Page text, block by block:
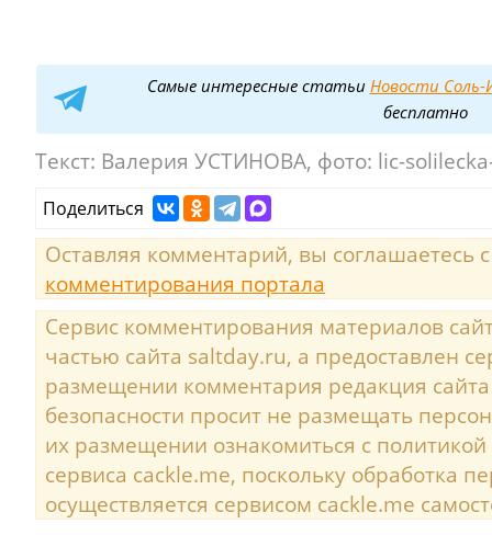
Самые интересные статьи Новости Соль-
бесплатно
Текст: Валерия УСТИНОВА, фото: lic-
Поделиться
Оставляя комментарий, вы соглашаетесь
комментирования портала
Сервис комментирования материалов
частью сайта saltday.ru, а предоставлен
размещении комментария редакция
безопасности просит не размещать
их размещении ознакомиться с
сервиса cackle.me, поскольку обработка
осуществляется сервисом cackle.me